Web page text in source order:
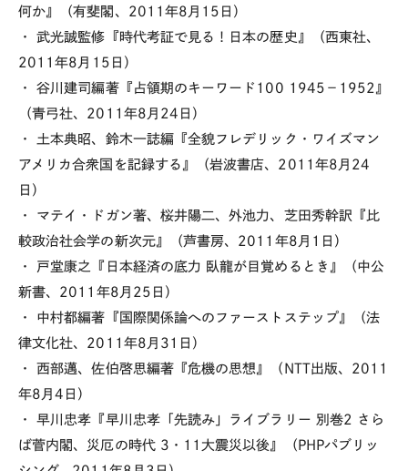
何か』（有斐閣、2011年8月15日）
・ 武光誠監修『時代考証で見る！日本の歴史』（西東社、
2011年8月15日）
・ 谷川建司編著『占領期のキーワード100 1945－1952』
（青弓社、2011年8月24日）
・ 土本典昭、鈴木一誌編『全貌フレデリック・ワイズマン
アメリカ合衆国を記録する』（岩波書店、2011年8月24
日）
・ マテイ・ドガン著、桜井陽二、外池力、芝田秀幹訳『比
較政治社会学の新次元』（芦書房、2011年8月1日）
・ 戸堂康之『日本経済の底力 臥龍が目覚めるとき』（中公
新書、2011年8月25日）
・ 中村都編著『国際関係論へのファーストステップ』（法
律文化社、2011年8月31日）
・ 西部邁、佐伯啓思編著『危機の思想』（NTT出版、2011
年8月4日）
・ 早川忠孝『早川忠孝「先読み」ライブラリー 別巻2 さら
ば菅内閣、災厄の時代 3・11大震災以後』（PHPパブリッ